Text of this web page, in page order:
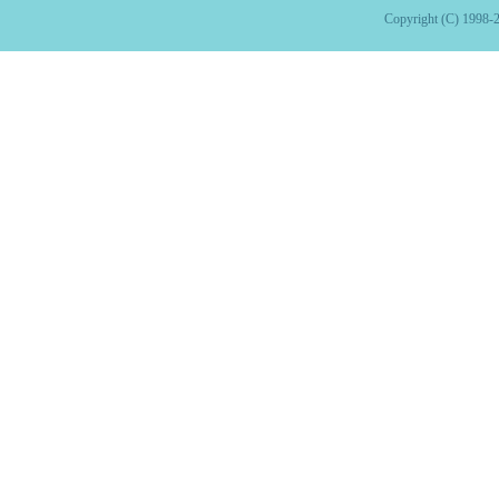
Copyright (C) 1998-